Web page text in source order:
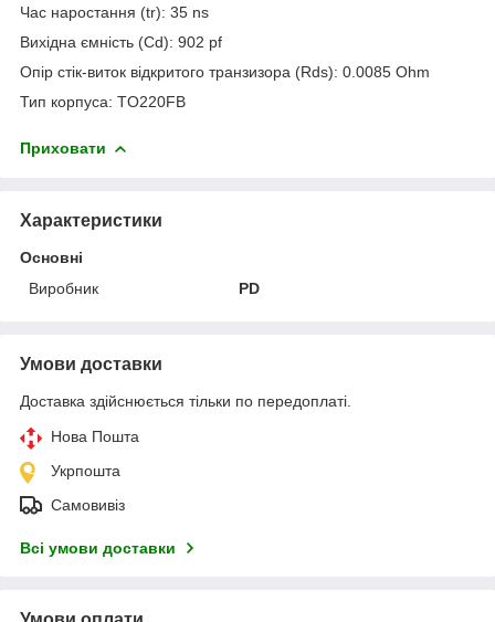
Час наростання (tr): 35 ns
Вихідна ємність (Cd): 902 pf
Опір стік-виток відкритого транзизора (Rds): 0.0085 Ohm
Тип корпуса: TO220FB
Приховати
Характеристики
Основні
Виробник
PD
Умови доставки
Доставка здійснюється тільки по передоплаті.
Нова Пошта
Укрпошта
Самовивіз
Всі умови доставки